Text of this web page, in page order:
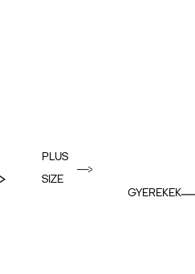
PLUS
SIZE
GYEREKEK